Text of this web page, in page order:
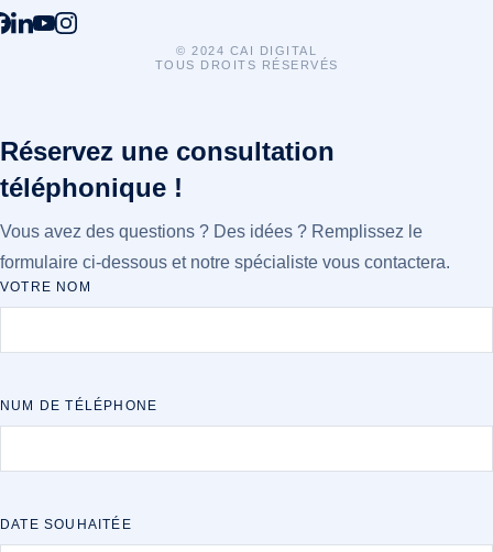
© 2024 CAI DIGITAL
TOUS DROITS RÉSERVÉS
Réservez une consultation
téléphonique !
Vous avez des questions ? Des idées ? Remplissez le
formulaire ci-dessous et notre spécialiste vous contactera.
VOTRE NOM
NUM DE TÉLÉPHONE
DATE SOUHAITÉE